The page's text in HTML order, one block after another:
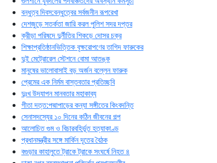
বন্ধুত্ব দিবস:বন্ধুত্বের সর্বজনীন রূপরেখা
দেশজুড়ে সতর্কতা জারি করল পুলিশ সদর দপ্তর
ক্রীড়া পরিষদে দুর্নীতির শিকড়ে দোসর চক্র
শিক্ষাপ্রতিষ্ঠানভিত্তিক বৃক্ষরোপণের তাগিদ ফারুকের
দুই মেট্রোরেল স্টেশনে বোমা আতঙ্ক
মানুষের ভালোবাসাই বড় অর্জন বল্লেন ফারুক
প্রেমের এক নির্মম বাস্তবতার প্রতিচ্ছবি
দুঃখ উদযাপন মানবতার মহাকাব্য
গীতা দত্ত:পদ্মাপাড়ের কন্যা সঙ্গীতের কিংবদন্তি
সেনাসদস্যের ১০ দিনের কঠিন জীবনের গল্প
আলোচিত গুম ও বিচারবহির্ভূত হত্যাকাণ্ড
প্রধানমন্ত্রীর সঙ্গে মার্কিন দূতের বৈঠক
বগুড়ার কাহালুতে ট্রাকে ট্রাকে সংঘর্ষে নিহত ৪